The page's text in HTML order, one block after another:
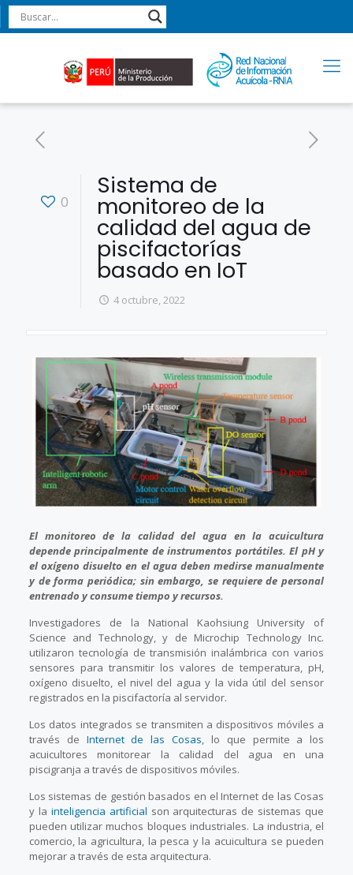
0
Sistema de
monitoreo de la
calidad del agua de
piscifactorías
basado en IoT
4 octubre, 2022
El monitoreo de la calidad del agua en la acuicultura
depende principalmente de instrumentos portátiles. El pH y
el oxígeno disuelto en el agua deben medirse manualmente
y de forma periódica; sin embargo, se requiere de personal
entrenado y consume tiempo y recursos.
Investigadores de la National Kaohsiung University of
Science and Technology, y de Microchip Technology Inc.
utilizaron tecnología de transmisión inalámbrica con varios
sensores para transmitir los valores de temperatura, pH,
oxígeno disuelto, el nivel del agua y la vida útil del sensor
registrados en la piscifactoría al servidor.
Los datos integrados se transmiten a dispositivos móviles a
través de Internet de las Cosas, lo que permite a los
acuicultores monitorear la calidad del agua en una
piscigranja a través de dispositivos móviles.
Los sistemas de gestión basados en el Internet de las Cosas
y la inteligencia artificial son arquitecturas de sistemas que
pueden utilizar muchos bloques industriales. La industria, el
comercio, la agricultura, la pesca y la acuicultura se pueden
mejorar a través de esta arquitectura.